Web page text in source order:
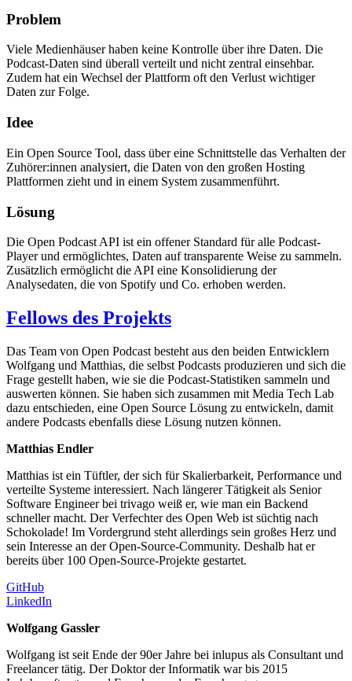
Problem
Viele Medienhäuser haben keine Kontrolle über ihre Daten. Die
Podcast-Daten sind überall verteilt und nicht zentral einsehbar.
Zudem hat ein Wechsel der Plattform oft den Verlust wichtiger
Daten zur Folge.
Idee
Ein Open Source Tool, dass über eine Schnittstelle das Verhalten der
Zuhörer:innen analysiert, die Daten von den großen Hosting
Plattformen zieht und in einem System zusammenführt.
Lösung
Die Open Podcast API ist ein offener Standard für alle Podcast-
Player und ermöglichtes, Daten auf transparente Weise zu sammeln.
Zusätzlich ermöglicht die API eine Konsolidierung der
Analysedaten, die von Spotify und Co. erhoben werden.
Fellows des Projekts
Das Team von Open Podcast besteht aus den beiden Entwicklern
Wolfgang und Matthias, die selbst Podcasts produzieren und sich die
Frage gestellt haben, wie sie die Podcast-Statistiken sammeln und
auswerten können. Sie haben sich zusammen mit Media Tech Lab
dazu entschieden, eine Open Source Lösung zu entwickeln, damit
andere Podcasts ebenfalls diese Lösung nutzen können.
Matthias Endler
Matthias ist ein Tüftler, der sich für Skalierbarkeit, Performance und
verteilte Systeme interessiert. Nach längerer Tätigkeit als Senior
Software Engineer bei trivago weiß er, wie man ein Backend
schneller macht. Der Verfechter des Open Web ist süchtig nach
Schokolade! Im Vordergrund steht allerdings sein großes Herz und
sein Interesse an der Open-Source-Community. Deshalb hat er
bereits über 100 Open-Source-Projekte gestartet.
GitHub
LinkedIn
Wolfgang Gassler
Wolfgang ist seit Ende der 90er Jahre bei inlupus als Consultant und
Freelancer tätig. Der Doktor der Informatik war bis 2015